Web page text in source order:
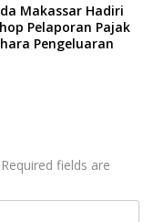
Makassar Hadiri
Pelaporan Pajak
Pengeluaran
Required fields are